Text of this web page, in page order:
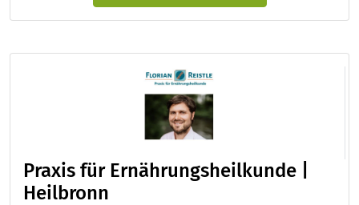
Praxis für Ernährungsheilkunde |
Heilbronn